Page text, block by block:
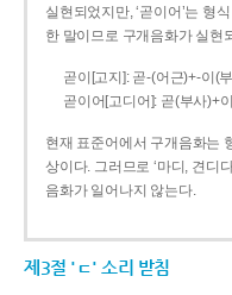
실현되었지만, ‘곧이어’는 형
한 말이므로 구개음화가 실현
곧이[고지]: 곧-­(어근)+­-이(
곧이어[고디어]: 곧(부사)+
현재 표준어에서 구개음화는
상이다. 그러므로 ‘마디, 견디
음화가 일어나지 않는다.
제3절 'ㄷ' 소리 받침